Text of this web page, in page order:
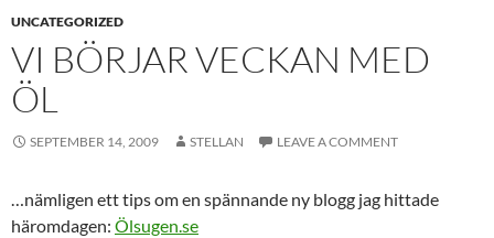
UNCATEGORIZED
VI BÖRJAR VECKAN MED
ÖL
SEPTEMBER 14, 2009 STELLAN LEAVE A COMMENT
…nämligen ett tips om en spännande ny blogg jag hittade
häromdagen: Ölsugen.se